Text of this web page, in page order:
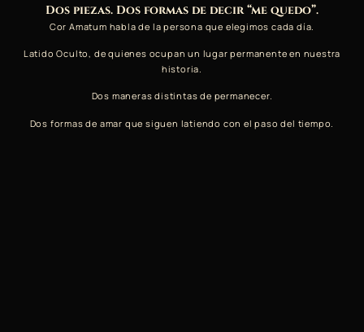
Dos piezas. Dos formas de decir “me quedo”.
Cor Amatum habla de la persona que elegimos cada día.
Latido Oculto, de quienes ocupan un lugar permanente en nuestra
historia.
Dos maneras distintas de permanecer.
Dos formas de amar que siguen latiendo con el paso del tiempo.